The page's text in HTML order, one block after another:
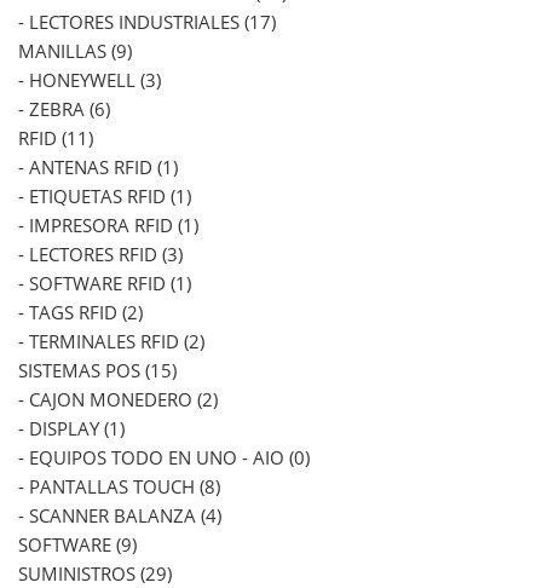
- LECTORES INDUSTRIALES (17)
MANILLAS (9)
- HONEYWELL (3)
- ZEBRA (6)
RFID (11)
- ANTENAS RFID (1)
- ETIQUETAS RFID (1)
- IMPRESORA RFID (1)
- LECTORES RFID (3)
- SOFTWARE RFID (1)
- TAGS RFID (2)
- TERMINALES RFID (2)
SISTEMAS POS (15)
- CAJON MONEDERO (2)
- DISPLAY (1)
- EQUIPOS TODO EN UNO - AIO (0)
- PANTALLAS TOUCH (8)
- SCANNER BALANZA (4)
SOFTWARE (9)
SUMINISTROS (29)